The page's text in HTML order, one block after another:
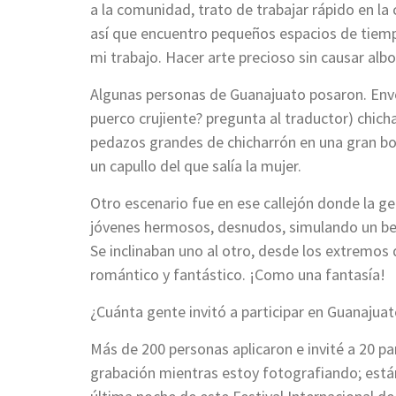
a la comunidad, trato de trabajar rápido en
así que encuentro pequeños espacios de
mi trabajo. Hacer arte precioso sin causar
Algunas personas de Guanajuato posaron.
puerco crujiente? pregunta al traductor)
pedazos grandes de chicharrón en una gran
un capullo del que salía la mujer.
Otro escenario fue en ese callejón donde la
jóvenes hermosos, desnudos, simulando un
Se inclinaban uno al otro, desde los
romántico y fantástico. ¡Como una fantasía!
¿Cuánta gente invitó a participar en
Más de 200 personas aplicaron e invité a 20
grabación mientras estoy fotografiando;